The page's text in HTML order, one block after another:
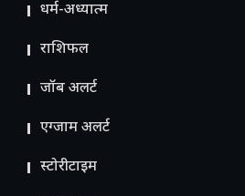
धर्म-अध्यात्म
राशिफल
जॉब अलर्ट
एग्जाम अलर्ट
स्टोरीटाइम